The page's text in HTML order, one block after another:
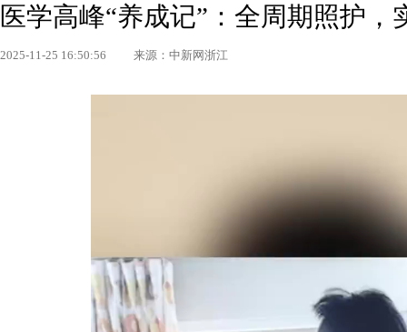
医学高峰“养成记”：全周期照护，
2025-11-25 16:50:56 来源：中新网浙江